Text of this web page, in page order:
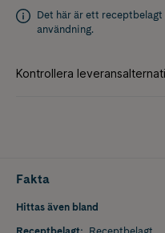
Det här är ett receptbelagt
användning.
Fakta
Hittas även bland